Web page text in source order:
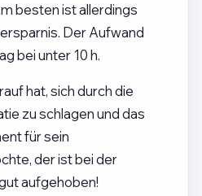
besten ist allerdings
Der Aufwand
bei unter 10 h.
hat, sich durch die
zu schlagen und das
für sein
der ist bei der
aufgehoben!